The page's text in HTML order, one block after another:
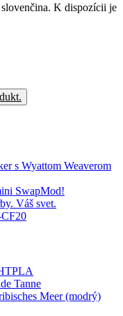
K dispozícii je
s Wyattom Weaverom
SwapMod!
Váš svet.
Tanne
Meer (modrý)